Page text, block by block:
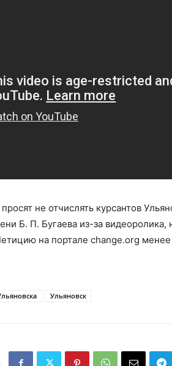
не отчислять курсантов
Б. П. Бугаева из-за видеоролика,
на портале change.org менее
Ульяновск